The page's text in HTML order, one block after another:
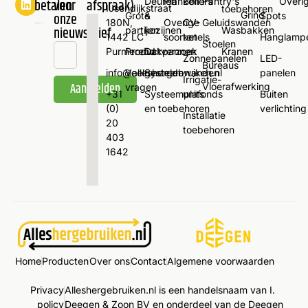
betalen
voor
onze
nieuwsbrief
Aanmelden
Alternative:
afspraak)
IJsendijkstraat
180N,
1442 LC
Purmerend
info@alleshergebruiken.nl
+31
(0)
20
403
1642
Grote
partijen
Productverzoek
Veelgestelde
vragen
&
kozijnen
Dakpannen
Systeemwanden
Systeemplafonds
en toebehoren
Overige
soorten
CV-
ketels
Zonnepanelen
Irrigatie-
units
Installatie
toebehoren
Geluidswanden
Stoelen
Bureaus
Vloerafwerking
toebehoren
Wasbakken
Kranen
GrindSpots
LED-
panelen
Buiten
verlichting
HomeProductenOver onsContactAlgemene voorwaarden
Privacy
policy
Alleshergebruiken.nl is een handelsnaam van I.
Deegen & Zoon BV en onderdeel van de Deegen